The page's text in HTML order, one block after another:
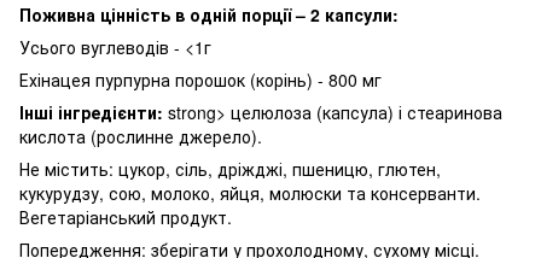
Поживна цінність в одній порції – 2 капсули:
Усього вуглеводів - <1г
Ехінацея пурпурна порошок (корінь) - 800 мг
Інші інгредієнти: strong> целюлоза (капсула) і стеаринова
кислота (рослинне джерело).
Не містить: цукор, сіль, дріжджі, пшеницю, глютен,
кукурудзу, сою, молоко, яйця, молюски та консерванти.
Вегетаріанський продукт.
Попередження: зберігати у прохолодному, сухому місці.